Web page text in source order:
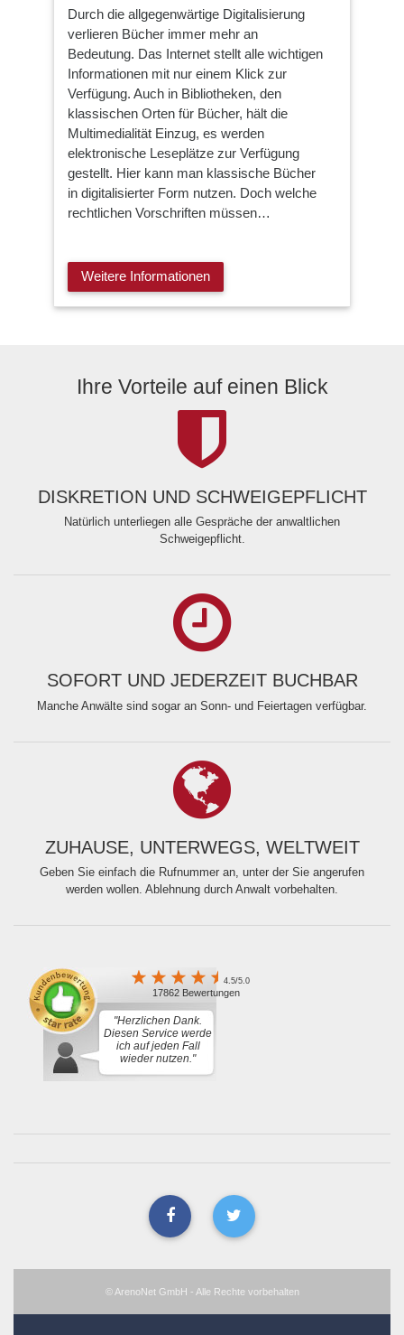
Durch die allgegenwärtige Digitalisierung
verlieren Bücher immer mehr an
Bedeutung. Das Internet stellt alle wichtigen
Informationen mit nur einem Klick zur
Verfügung. Auch in Bibliotheken, den
klassischen Orten für Bücher, hält die
Multimedialität Einzug, es werden
elektronische Leseplätze zur Verfügung
gestellt. Hier kann man klassische Bücher
in digitalisierter Form nutzen. Doch welche
rechtlichen Vorschriften müssen…
Weitere Informationen
Ihre Vorteile auf einen Blick
DISKRETION UND SCHWEIGEPFLICHT
Natürlich unterliegen alle Gespräche der anwaltlichen
Schweigepflicht.
SOFORT UND JEDERZEIT BUCHBAR
Manche Anwälte sind sogar an Sonn- und Feiertagen verfügbar.
ZUHAUSE, UNTERWEGS, WELTWEIT
Geben Sie einfach die Rufnummer an, unter der Sie angerufen
werden wollen. Ablehnung durch Anwalt vorbehalten.
4.5/5.0
17862 Bewertungen
"Herzlichen Dank.
Diesen Service werde
ich auf jeden Fall
wieder nutzen."
© ArenoNet GmbH - Alle Rechte vorbehalten